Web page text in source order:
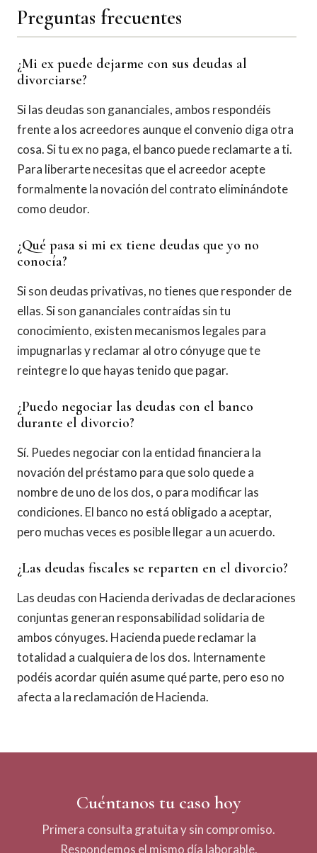
Preguntas frecuentes
¿Mi ex puede dejarme con sus deudas al
divorciarse?
Si las deudas son gananciales, ambos respondéis
frente a los acreedores aunque el convenio diga otra
cosa. Si tu ex no paga, el banco puede reclamarte a ti.
Para liberarte necesitas que el acreedor acepte
formalmente la novación del contrato eliminándote
como deudor.
¿Qué pasa si mi ex tiene deudas que yo no
conocía?
Si son deudas privativas, no tienes que responder de
ellas. Si son gananciales contraídas sin tu
conocimiento, existen mecanismos legales para
impugnarlas y reclamar al otro cónyuge que te
reintegre lo que hayas tenido que pagar.
¿Puedo negociar las deudas con el banco
durante el divorcio?
Sí. Puedes negociar con la entidad financiera la
novación del préstamo para que solo quede a
nombre de uno de los dos, o para modificar las
condiciones. El banco no está obligado a aceptar,
pero muchas veces es posible llegar a un acuerdo.
¿Las deudas fiscales se reparten en el divorcio?
Las deudas con Hacienda derivadas de declaraciones
conjuntas generan responsabilidad solidaria de
ambos cónyuges. Hacienda puede reclamar la
totalidad a cualquiera de los dos. Internamente
podéis acordar quién asume qué parte, pero eso no
afecta a la reclamación de Hacienda.
Cuéntanos tu caso hoy
Primera consulta gratuita y sin compromiso.
Respondemos el mismo día laborable.